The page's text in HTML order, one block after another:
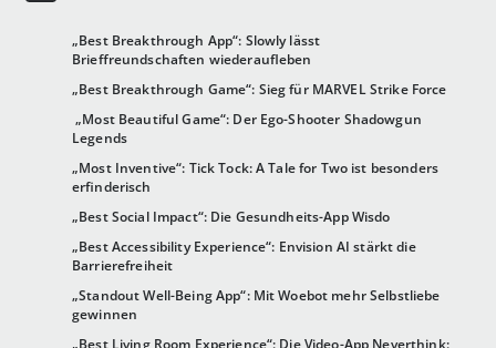
„Best Breakthrough App“: Slowly lässt
Brieffreundschaften wiederaufleben
„Best Breakthrough Game“: Sieg für MARVEL Strike Force
„Most Beautiful Game“: Der Ego-Shooter Shadowgun
Legends
„Most Inventive“: Tick Tock: A Tale for Two ist besonders
erfinderisch
„Best Social Impact“: Die Gesundheits-App Wisdo
„Best Accessibility Experience“: Envision AI stärkt die
Barrierefreiheit
„Standout Well-Being App“: Mit Woebot mehr Selbstliebe
gewinnen
„Best Living Room Experience“: Die Video-App Neverthink: